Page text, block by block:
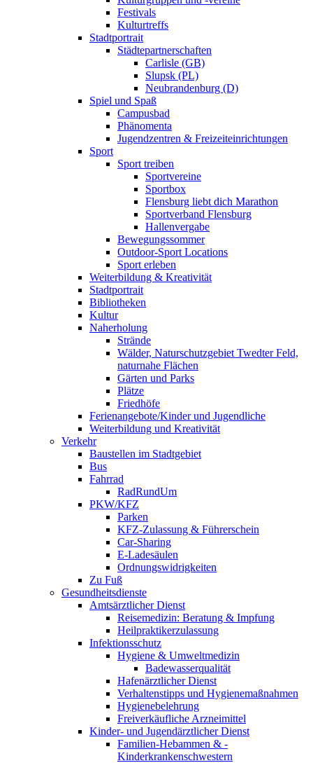
Festivals
Kulturtreffs
Stadtportrait
Städtepartnerschaften
Carlisle (GB)
Slupsk (PL)
Neubrandenburg (D)
Spiel und Spaß
Campusbad
Phänomenta
Jugendzentren & Freizeiteinrichtungen
Sport
Sport treiben
Sportvereine
Sportbox
Flensburg liebt dich Marathon
Sportverband Flensburg
Hallenvergabe
Bewegungssommer
Outdoor-Sport Locations
Sport erleben
Weiterbildung & Kreativität
Stadtportrait
Bibliotheken
Kultur
Naherholung
Strände
Wälder, Naturschutzgebiet Twedter Feld,
naturnahe Flächen
Gärten und Parks
Plätze
Friedhöfe
Ferienangebote/Kinder und Jugendliche
Weiterbildung und Kreativität
Verkehr
Baustellen im Stadtgebiet
Bus
Fahrrad
RadRundUm
PKW/KFZ
Parken
KFZ-Zulassung & Führerschein
Car-Sharing
E-Ladesäulen
Ordnungswidrigkeiten
Zu Fuß
Gesundheitsdienste
Amtsärztlicher Dienst
Reisemedizin: Beratung & Impfung
Heilpraktikerzulassung
Infektionsschutz
Hygiene & Umweltmedizin
Badewasserqualität
Hafenärztlicher Dienst
Verhaltenstipps und Hygienemaßnahmen
Hygienebelehrung
Freiverkäufliche Arzneimittel
Kinder- und Jugendärztlicher Dienst
Familien-Hebammen & -
Kinderkrankenschwestern